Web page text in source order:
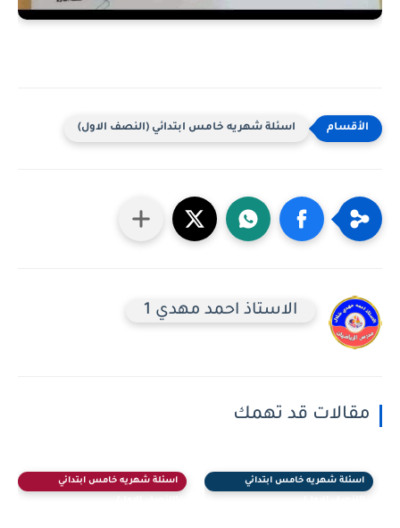
اسئلة شهريه خامس ابتدائي (النصف الاول)
الاستاذ احمد مهدي 1
مقالات قد تهمك
اسئلة شهريه خامس ابتدائي
اسئلة شهريه خامس ابتدائي